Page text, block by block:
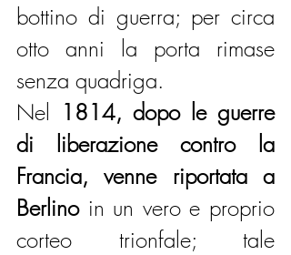
bottino di guerra; per circa
otto anni la porta rimase
senza quadriga.
Nel 1814, dopo le guerre
di liberazione contro la
Francia, venne riportata a
Berlino in un vero e proprio
corteo trionfale; tale